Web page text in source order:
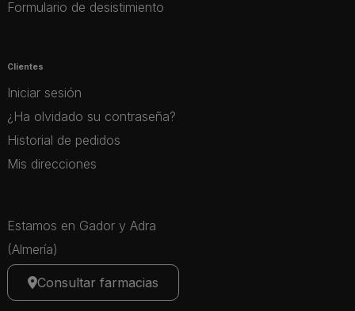
Formulario de desistimiento
Clientes
Iniciar sesión
¿Ha olvidado su contraseña?
Historial de pedidos
Mis direcciones
Estamos en Gador y Adra
(Almería)
Consultar farmacias